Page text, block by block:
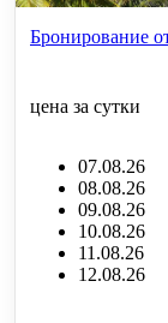
Бронирование
цена за сутки
07.08.26
08.08.26
09.08.26
10.08.26
11.08.26
12.08.26